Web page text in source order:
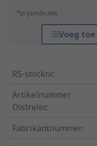
*prijsindicatie
Voeg
RS-stocknr.:
Artikelnummer
Distrelec:
Fabrikantnummer: